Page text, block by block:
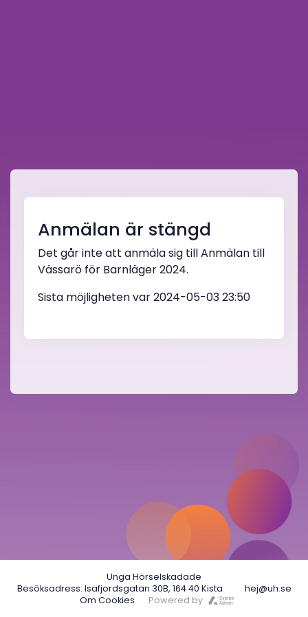
Anmälan är stängd
Det går inte att anmäla sig till Anmälan till
Vässarö för Barnläger 2024.
Sista möjligheten var 2024-05-03 23:50
Om Cookies Powered by
Unga Hörselskadade
Besöksadress: Isafjordsgatan 30B, 164 40 Kista
hej@uh.se